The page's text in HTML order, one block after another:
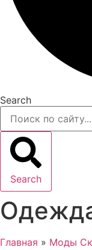
Search
Search
Главная » Моды